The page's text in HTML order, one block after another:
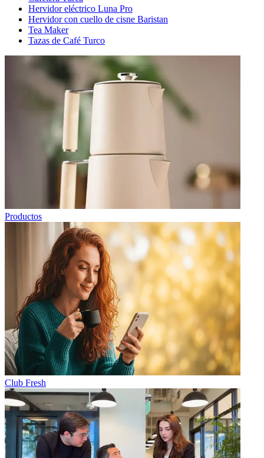
Hervidor eléctrico Luna Pro
Hervidor con cuello de cisne Baristan
Tea Maker
Tazas de Café Turco
Productos
Club Fresh